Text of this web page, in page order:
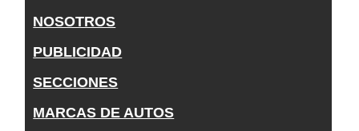
NOSOTROS
PUBLICIDAD
SECCIONES
MARCAS DE AUTOS